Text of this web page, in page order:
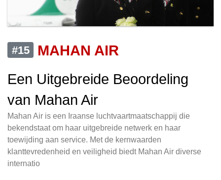
#15
MAHAN AIR
Een Uitgebreide Beoordeling
van Mahan Air
Mahan Air is een Iraanse luchtvaartmaatschappij die
bekendstaat om haar uitgebreide netwerk en haar
toewijding aan service. Met de kernwaarden
klanttevredenheid en veiligheid biedt Mahan Air diverse
internatio